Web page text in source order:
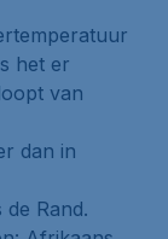
het er
van
dan in
Rand.